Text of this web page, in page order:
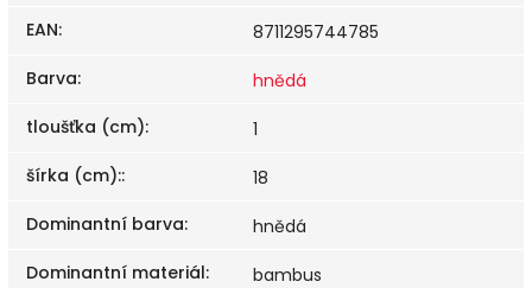
EAN:
8711295744785
Barva:
hnědá
tloušťka (cm):
1
šírka (cm)::
18
Dominantní barva:
hnědá
Dominantní materiál:
bambus